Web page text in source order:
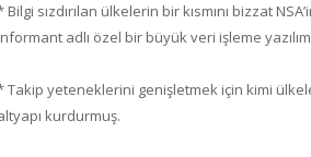
Bilgi sızdırılan ülkelerin bir kısmını bizzat
adlı özel bir büyük veri işleme
Takip yeteneklerini genişletmek için kimi
kurdurmuş.